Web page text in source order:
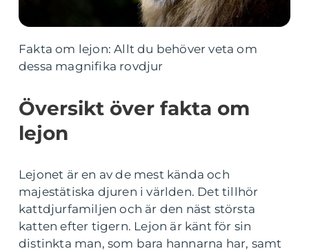
Fakta om lejon: Allt du behöver veta om
dessa magnifika rovdjur
Översikt över fakta om
lejon
Lejonet är en av de mest kända och
majestätiska djuren i världen. Det tillhör
kattdjurfamiljen och är den näst största
katten efter tigern. Lejon är känt för sin
distinkta man, som bara hannarna har, samt